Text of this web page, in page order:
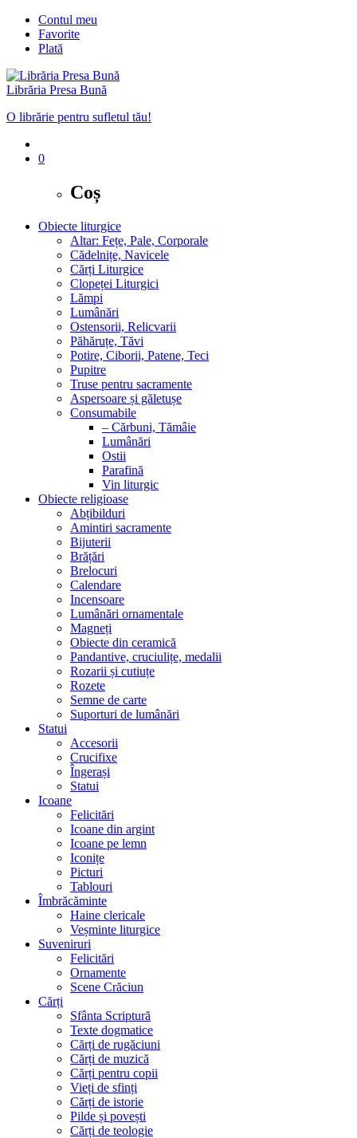
Contul meu
Favorite
Plată
Librăria Presa Bună
O librărie pentru sufletul tău!
0
Coș
Obiecte liturgice
Altar: Fețe, Pale, Corporale
Cădelnițe, Navicele
Cărți Liturgice
Clopeței Liturgici
Lămpi
Lumânări
Ostensorii, Relicvarii
Păhăruțe, Tăvi
Potire, Ciborii, Patene, Teci
Pupitre
Truse pentru sacramente
Aspersoare și găletușe
Consumabile
– Cărbuni, Tămâie
Lumânări
Ostii
Parafină
Vin liturgic
Obiecte religioase
Abțibilduri
Amintiri sacramente
Bijuterii
Brățări
Brelocuri
Calendare
Incensoare
Lumânări ornamentale
Magneți
Obiecte din ceramică
Pandantive, cruciulițe, medalii
Rozarii și cutiuțe
Rozete
Semne de carte
Suporturi de lumânări
Statui
Accesorii
Crucifixe
Îngerași
Statui
Icoane
Felicitări
Icoane din argint
Icoane pe lemn
Iconițe
Picturi
Tablouri
Îmbrăcăminte
Haine clericale
Veșminte liturgice
Suveniruri
Felicitări
Ornamente
Scene Crăciun
Cărți
Sfânta Scriptură
Texte dogmatice
Cărți de rugăciuni
Cărți de muzică
Cărți pentru copii
Vieți de sfinți
Cărți de istorie
Pilde și povești
Cărți de teologie